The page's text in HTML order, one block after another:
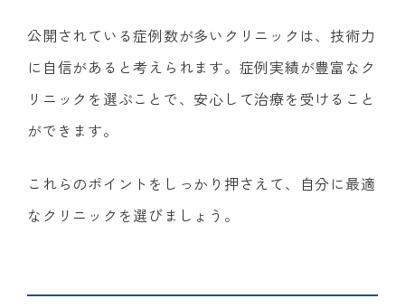
公開されている症例数が多いクリニックは、技術力
に自信があると考えられます。症例実績が豊富なク
リニックを選ぶことで、安心して治療を受けること
ができます。
これらのポイントをしっかり押さえて、自分に最適
なクリニックを選びましょう。